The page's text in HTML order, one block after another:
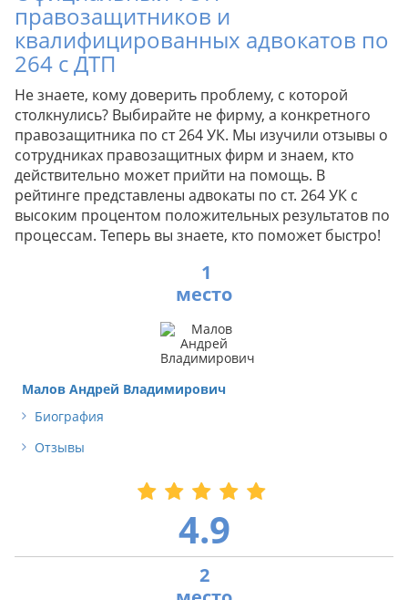
правозащитников и
квалифицированных адвокатов по
264 с ДТП
Не знаете, кому доверить проблему, с которой
столкнулись? Выбирайте не фирму, а конкретного
правозащитника по ст 264 УК. Мы изучили отзывы о
сотрудниках правозащитных фирм и знаем, кто
действительно может прийти на помощь. В
рейтинге представлены адвокаты по ст. 264 УК с
высоким процентом положительных результатов по
процессам. Теперь вы знаете, кто поможет быстро!
1
Малов Андрей Владимирович
Биография
Отзывы
4.9
2